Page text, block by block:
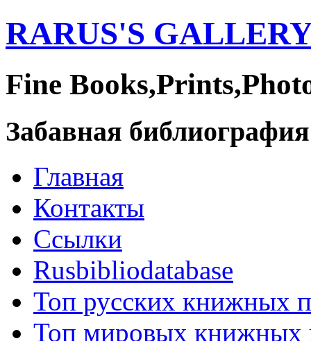
RARUS'S
Fine
Забавная библиография
Главная
Контакты
Ссылки
Rusbibliodatabase
Топ русских книжных
Топ мировых книжных